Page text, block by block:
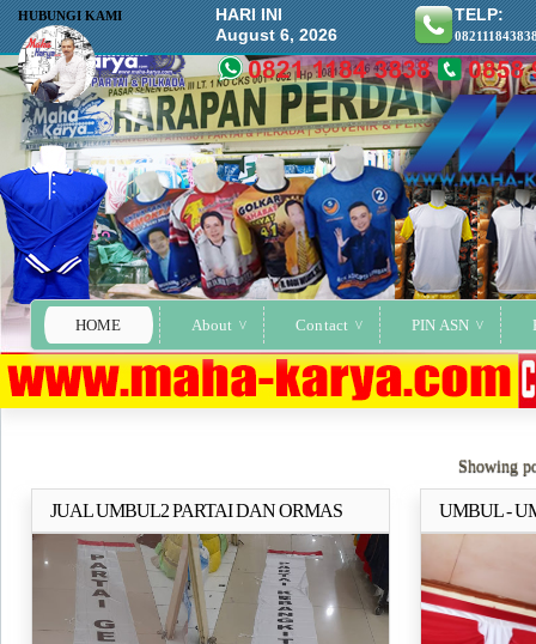
HOME About Contact PIN ASN
HUBUNGI KAMI
HARI INI
August 6, 2026
TELP:
Showing
JUAL UMBUL2 PARTAI DAN ORMAS
MURAH
Selengkapnya..
UMBUL -
PERNIK